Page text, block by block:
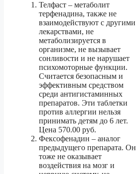
Телфаст – метаболит
терфенадина, также не
взаимодействуют с другими
лекарствами, не
метаболизируется в
организме, не вызывает
сонливости и не нарушает
психомоторные функции.
Считается безопасным и
эффективным средством
среди антигистаминных
препаратов. Эти таблетки
против аллергии нельзя
принимать детям до 6 лет.
Цена 570.00 руб.
Фексофенадин – аналог
предыдущего препарата. Он
тоже не оказывает
воздействия на мозг и